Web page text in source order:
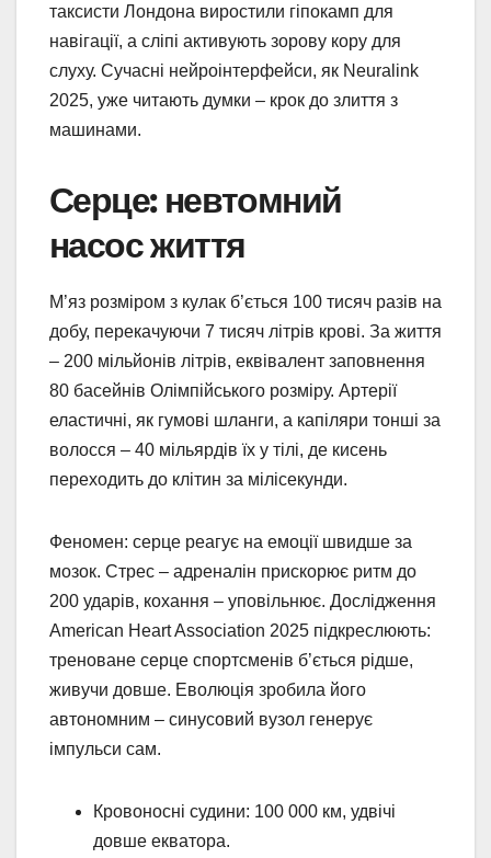
таксисти Лондона виростили гіпокамп для
навігації, а сліпі активують зорову кору для
слуху. Сучасні нейроінтерфейси, як Neuralink
2025, уже читають думки – крок до злиття з
машинами.
Серце: невтомний
насос життя
М’яз розміром з кулак б’ється 100 тисяч разів на
добу, перекачуючи 7 тисяч літрів крові. За життя
– 200 мільйонів літрів, еквівалент заповнення
80 басейнів Олімпійського розміру. Артерії
еластичні, як гумові шланги, а капіляри тонші за
волосся – 40 мільярдів їх у тілі, де кисень
переходить до клітин за мілісекунди.
Феномен: серце реагує на емоції швидше за
мозок. Стрес – адреналін прискорює ритм до
200 ударів, кохання – уповільнює. Дослідження
American Heart Association 2025 підкреслюють:
треноване серце спортсменів б’ється рідше,
живучи довше. Еволюція зробила його
автономним – синусовий вузол генерує
імпульси сам.
Кровоносні судини: 100 000 км, удвічі
довше екватора.